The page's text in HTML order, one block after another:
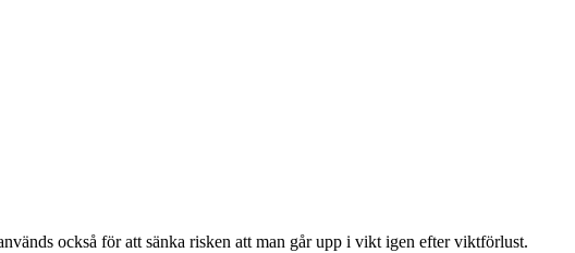
också för att sänka risken att man går upp i vikt igen efter viktförlust.